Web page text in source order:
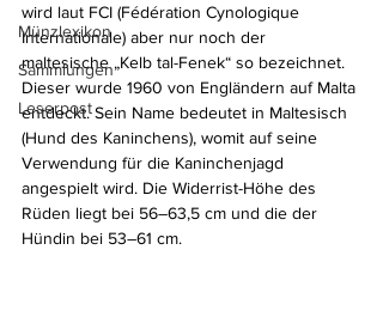
Münzlexikon
Sammlungen
Leserpost
wird laut FCI (Fédération Cynologique
Internationale) aber nur noch der
maltesische „Kelb tal-Fenek“ so bezeichnet.
Dieser wurde 1960 von Engländern auf Malta
entdeckt. Sein Name bedeutet in Maltesisch
(Hund des Kaninchens), womit auf seine
Verwendung für die Kaninchenjagd
angespielt wird. Die Widerrist-Höhe des
Rüden liegt bei 56–63,5 cm und die der
Hündin bei 53–61 cm.